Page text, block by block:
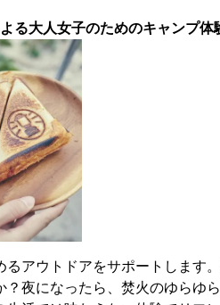
る大人女子のためのキャンプ体
るアウトドアをサポートします
？夜になったら、焚火のゆらゆ